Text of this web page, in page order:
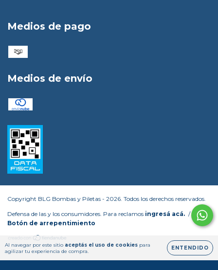
Al navegar por este sitio aceptás el uso de cookies para
agilizar tu experiencia de compra.
ENTENDIDO
Medios de pago
Medios de envío
Copyright BLG Bombas y Piletas - 2026. Todos los derechos reservados.
Defensa de las y los consumidores. Para reclamos ingresá acá. /
Botón de arrepentimiento